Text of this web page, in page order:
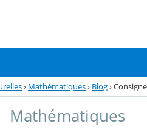
› Mathématiques› Blog›
Mathématiques